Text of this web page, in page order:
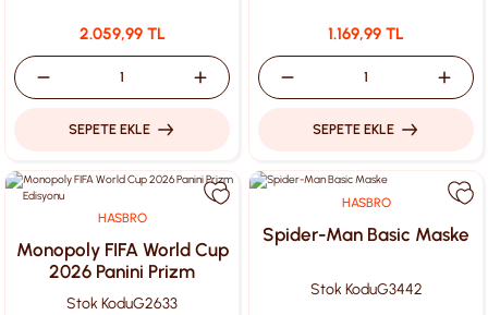
2.059,99 TL
SEPETE EKLE
1.169,99 TL
SEPETE EKLE
HASBRO
Monopoly FIFA World Cup
2026 Panini Prizm
Edisyonu
Stok KoduG2633
HASBRO
Spider-Man Basic Maske
Stok KoduG3442